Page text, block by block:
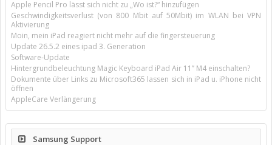
Apple Pencil Pro lässt sich nicht zu „Wo ist?“ hinzufügen
Geschwindigkeitsverlust (von 800 Mbit auf 50Mbit) im WLAN bei VPN
Aktivierung
Moin, mein iPad reagiert nicht mehr auf die fingersteuerung
Update 26.5.2 eines ipad 3. Generation
Software-Update
Hintergrundbeleuchtung Magic Keyboard iPad Air 11’’ M4 einschalten?
Dokumente über Links zu Microsoft365 lassen sich in iPad u. iPhone nicht
öffnen
AppleCare Verlängerung
Samsung Support